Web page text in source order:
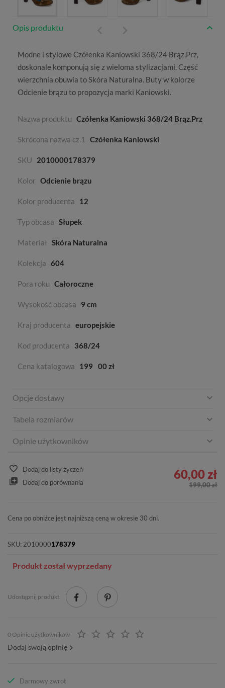
Opis produktu
Modne i stylowe Czółenka Kaniowski 368/24 Brąz.Prz,
doskonale komponują się z wieloma stylizacjami. Część
wierzchnia obuwia toSkóra Naturalna. Buty w kolorze
Odcienie brązu to propozycja marki Kaniowski.
Nazwa produktu Czółenka Kaniowski 368/24 Brąz.Prz
Skrócona nazwa cz.1 Czółenka Kaniowski
SKU 2010000178379
Kolor Odcienie brązu
Kolor producenta 12
Typ obcasa Słupek
Materiał Skóra Naturalna
Kolekcja 604
Pora roku Całoroczne
Wysokość obcasa 9 cm
Kraj producenta europejskie
Kod producenta 368/24
Cena katalogowa 199 00 zł
Opcje dostawy
Tabela rozmiarów
Opinie użytkowników
Dodaj do listy życzeń
Dodaj do porównania
60,00 zł
199,00 zł
Cena po obniżce jest najniższą ceną w okresie 30 dni.
SKU: 2010000178379
Produkt został wyprzedany
Udostępnij produkt:
0 Opinie użytkowników
Dodaj swoją opinię
Darmowy zwrot